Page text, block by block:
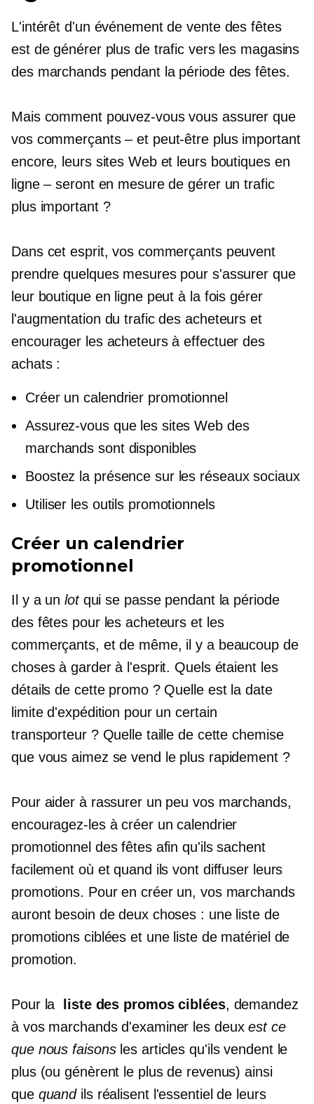
L'intérêt d'un événement de vente des fêtes
est de générer plus de trafic vers les magasins
des marchands pendant la période des fêtes.
Mais comment pouvez-vous vous assurer que
vos commerçants – et peut-être plus important
encore, leurs sites Web et leurs boutiques en
ligne – seront en mesure de gérer un trafic
plus important ?
Dans cet esprit, vos commerçants peuvent
prendre quelques mesures pour s'assurer que
leur boutique en ligne peut à la fois gérer
l'augmentation du trafic des acheteurs et
encourager les acheteurs à effectuer des
achats :
Créer un calendrier promotionnel
Assurez-vous que les sites Web des
marchands sont disponibles
Boostez la présence sur les réseaux sociaux
Utiliser les outils promotionnels
Créer un calendrier
promotionnel
Il y a un lotqui se passe pendant la période
des fêtes pour les acheteurs et les
commerçants, et de même, il y a beaucoup de
choses à garder à l'esprit. Quels étaient les
détails de cette promo ? Quelle est la date
limite d'expédition pour un certain
transporteur ? Quelle taille de cette chemise
que vous aimez se vend le plus rapidement ?
Pour aider à rassurer un peu vos marchands,
encouragez-les à créer un calendrier
promotionnel des fêtes afin qu'ils sachent
facilement où et quand ils vont diffuser leurs
promotions. Pour en créer un, vos marchands
auront besoin de deux choses : une liste de
promotions ciblées et une liste de matériel de
promotion.
Pour la liste des promos ciblées, demandez
à vos marchands d'examiner les deuxest ce
que nous faisonsles articles qu'ils vendent le
plus (ou génèrent le plus de revenus) ainsi
que quandils réalisent l'essentiel de leurs